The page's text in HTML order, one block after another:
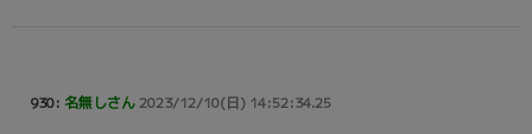
930: 名無しさん2023/12/10(日) 14:52:34.25